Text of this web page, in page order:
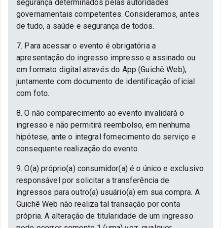
segurança determinados pelas autoridades
governamentais competentes. Consideramos, antes
de tudo, a saúde e segurança de todos.
7. Para acessar o evento é obrigatória a
apresentação do ingresso impresso e assinado ou
em formato digital através do App (Guichê Web),
juntamente com documento de identificação oficial
com foto.
8. O não comparecimento ao evento invalidará o
ingresso e não permitirá reembolso, em nenhuma
hipótese, ante o integral fornecimento do serviço e
consequente realização do evento.
9. O(a) próprio(a) consumidor(a) é o único e exclusivo
responsável por solicitar a transferência de
ingressos para outro(a) usuário(a) em sua compra. A
Guichê Web não realiza tal transação por conta
própria. A alteração de titularidade de um ingresso